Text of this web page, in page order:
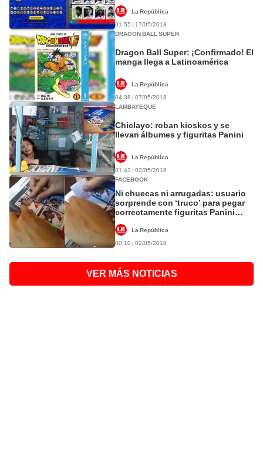
La República
01:55 | 17/05/2018
DRAGON BALL SUPER
Dragon Ball Super: ¡Confirmado! El
manga llega a Latinoamérica
La República
04:38 | 07/05/2018
LAMBAYEQUE
Chiclayo: roban kioskos y se
llevan álbumes y figuritas Panini
La República
01:43 | 02/05/2018
FACEBOOK
Ni chuecas ni arrugadas: usuario
sorprende con ‘truco’ para pegar
correctamente figuritas Panini
La República
00:10 | 02/05/2018
VER MÁS NOTICIAS